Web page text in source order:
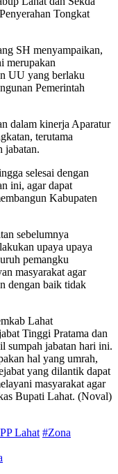
Tongkat
SH menyampaikan,
merupakan
UU yang berlaku
Pemerintah
dalam kinerja Aparatur
terutama
jabatan.
selesai dengan
ini, agar dapat
Kabupaten
sebelumnya
upaya upaya
pemangku
masyarakat agar
dengan baik tidak
Lahat
Tinggi Pratama dan
sumpah jabatan hari ini.
hal yang umrah,
yang dilantik dapat
masyarakat agar
Bupati Lahat. (Noval)
Lahat #Zona